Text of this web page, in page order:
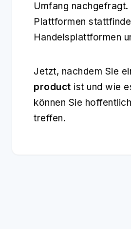
Umfang
Plattformen
Handelsplattformen
Jetzt, nachdem Sie
product ist und wie
können Sie
treffen.